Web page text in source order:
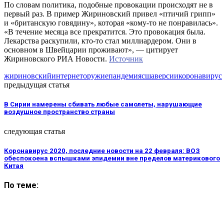
По словам политика, подобные провокации происходят не в
первый раз. В пример Жириновский привел «птичий грипп»
и «британскую говядину», которая «кому-то не понравилась».
«В течение месяца все прекратится. Это провокация была.
Лекарства раскупили, кто-то стал миллиардером. Они в
основном в Швейцарии проживают», — цитирует
Жириновского РИА Новости. Источник
жириновскийинтернеторужиепандемиясшаверсиикоронавирус
предыдущая статья
В Сирии намерены сбивать любые самолеты, нарушающие
воздушное пространство страны
следующая статья
Коронавирус 2020, последние новости на 22 февраля: ВОЗ
обеспокоена вспышками эпидемии вне пределов материкового
Китая
По теме: